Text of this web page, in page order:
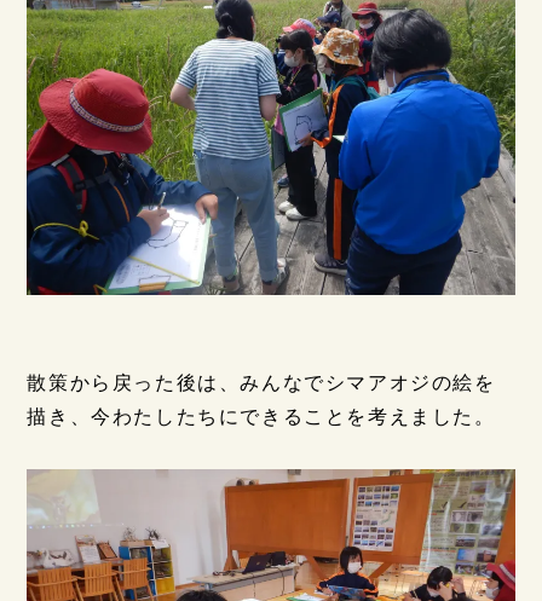
散策から戻った後は、みんなでシマアオジの絵を
描き、今わたしたちにできることを考えました。